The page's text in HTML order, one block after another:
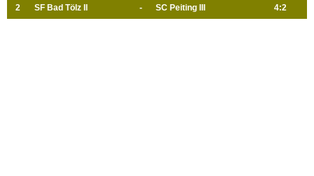
2 SF Bad Tölz II - SC Peiting III 4:2